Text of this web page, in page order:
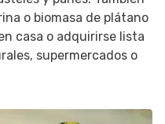
o biomasa de plátano
casa o adquirirse lista
supermercados o